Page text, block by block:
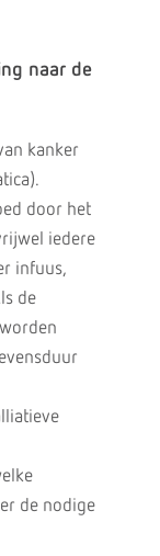
naar de
kanker
door het
iedere
infuus,
de
de nodige